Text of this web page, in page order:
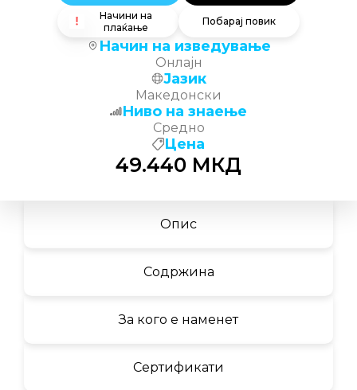
Опис
Содржина
За кого е наменет
Сертификати
Начини на
плаќање
Побарај повик
Начин на изведување
Онлајн
Јазик
Македонски
Ниво на знаење
Средно
Цена
49.440 МКД